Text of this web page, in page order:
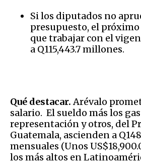
Si los diputados no
presupuesto, el
que trabajar con el
a Q115,443.7 millones.
Qué destacar.Arévalo
salario. El sueldo más los
representación y otros, del
Guatemala, ascienden a
mensuales (Unos
los más altos en